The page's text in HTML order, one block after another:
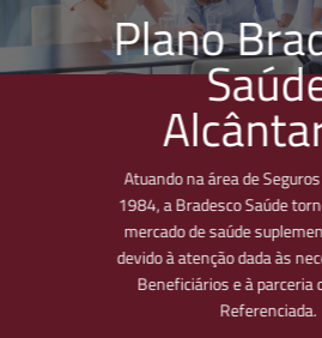
Plano
Atuando na área de
1984, a Bradesco Saúde
mercado de saúde
devido à atenção dada às
Beneficiários e à parceria
Referenciada.